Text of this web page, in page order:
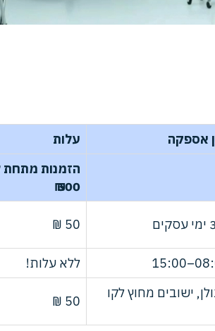
אספקה עלות
הזמנות מתחת
500 ₪
50 ₪
ללא עלות!
ישובים מחוץ לקו
50 ₪